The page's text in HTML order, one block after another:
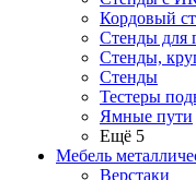
Кордовый
Стенды для
Стенды,
Стенды
Тестеры
Ямные пути
Ещё 5
Мебель
Верстаки